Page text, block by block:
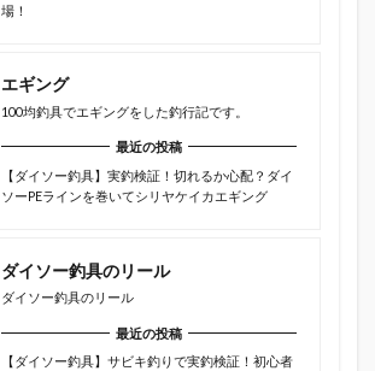
場！
エギング
100均釣具でエギングをした釣行記です。
最近の投稿
【ダイソー釣具】実釣検証！切れるか心配？ダイ
ソーPEラインを巻いてシリヤケイカエギング
ダイソー釣具のリール
ダイソー釣具のリール
最近の投稿
【ダイソー釣具】サビキ釣りで実釣検証！初心者